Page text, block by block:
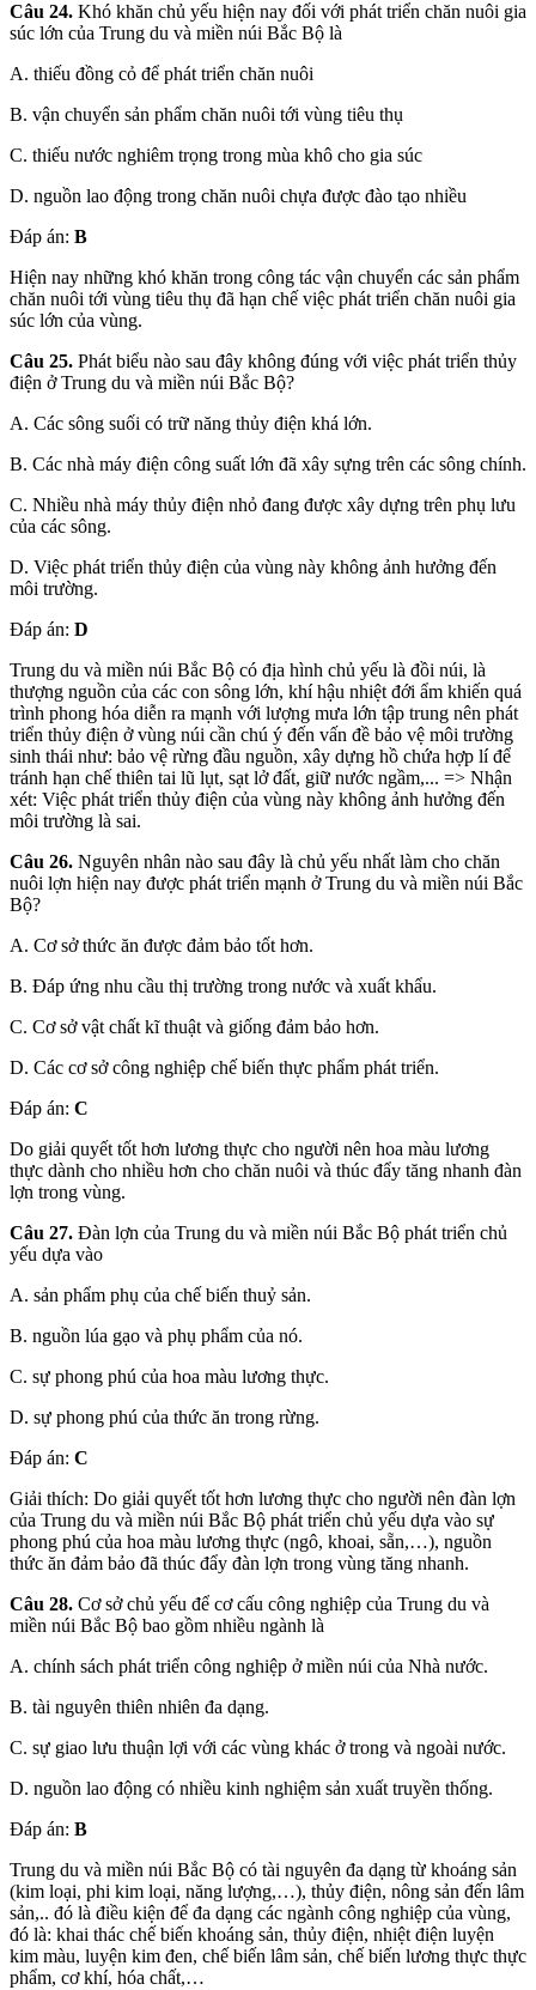
Câu 24. Khó khăn chủ yếu hiện nay đối với phát triển chăn nuôi gia
súc lớn của Trung du và miền núi Bắc Bộ là
A. thiếu đồng cỏ để phát triển chăn nuôi
B. vận chuyển sản phẩm chăn nuôi tới vùng tiêu thụ
C. thiếu nước nghiêm trọng trong mùa khô cho gia súc
D. nguồn lao động trong chăn nuôi chựa được đào tạo nhiều
Đáp án: B
Hiện nay những khó khăn trong công tác vận chuyển các sản phẩm
chăn nuôi tới vùng tiêu thụ đã hạn chế việc phát triển chăn nuôi gia
súc lớn của vùng.
Câu 25. Phát biểu nào sau đây không đúng với việc phát triển thủy
điện ở Trung du và miền núi Bắc Bộ?
A. Các sông suối có trữ năng thủy điện khá lớn.
B. Các nhà máy điện công suất lớn đã xây sựng trên các sông chính.
C. Nhiều nhà máy thủy điện nhỏ đang được xây dựng trên phụ lưu
của các sông.
D. Việc phát triển thủy điện của vùng này không ảnh hưởng đến
môi trường.
Đáp án: D
Trung du và miền núi Bắc Bộ có địa hình chủ yếu là đồi núi, là
thượng nguồn của các con sông lớn, khí hậu nhiệt đới ẩm khiến quá
trình phong hóa diễn ra mạnh với lượng mưa lớn tập trung nên phát
triển thủy điện ở vùng núi cần chú ý đến vấn đề bảo vệ môi trường
sinh thái như: bảo vệ rừng đầu nguồn, xây dựng hồ chứa hợp lí để
tránh hạn chế thiên tai lũ lụt, sạt lở đất, giữ nước ngầm,... => Nhận
xét: Việc phát triển thủy điện của vùng này không ảnh hưởng đến
môi trường là sai.
Câu 26. Nguyên nhân nào sau đây là chủ yếu nhất làm cho chăn
nuôi lợn hiện nay được phát triển mạnh ở Trung du và miền núi Bắc
Bộ?
A. Cơ sở thức ăn được đảm bảo tốt hơn.
B. Đáp ứng nhu cầu thị trường trong nước và xuất khẩu.
C. Cơ sở vật chất kĩ thuật và giống đảm bảo hơn.
D. Các cơ sở công nghiệp chế biến thực phẩm phát triển.
Đáp án: C
Do giải quyết tốt hơn lương thực cho người nên hoa màu lương
thực dành cho nhiều hơn cho chăn nuôi và thúc đẩy tăng nhanh đàn
lợn trong vùng.
Câu 27. Đàn lợn của Trung du và miền núi Bắc Bộ phát triển chủ
yếu dựa vào
A. sản phẩm phụ của chế biến thuỷ sản.
B. nguồn lúa gạo và phụ phẩm của nó.
C. sự phong phú của hoa màu lương thực.
D. sự phong phú của thức ăn trong rừng.
Đáp án: C
Giải thích: Do giải quyết tốt hơn lương thực cho người nên đàn lợn
của Trung du và miền núi Bắc Bộ phát triển chủ yếu dựa vào sự
phong phú của hoa màu lương thực (ngô, khoai, sẵn,…), nguồn
thức ăn đảm bảo đã thúc đẩy đàn lợn trong vùng tăng nhanh.
Câu 28. Cơ sở chủ yếu để cơ cấu công nghiệp của Trung du và
miền núi Bắc Bộ bao gồm nhiều ngành là
A. chính sách phát triển công nghiệp ở miền núi của Nhà nước.
B. tài nguyên thiên nhiên đa dạng.
C. sự giao lưu thuận lợi với các vùng khác ở trong và ngoài nước.
D. nguồn lao động có nhiều kinh nghiệm sản xuất truyền thống.
Đáp án: B
Trung du và miền núi Bắc Bộ có tài nguyên đa dạng từ khoáng sản
(kim loại, phi kim loại, năng lượng,…), thủy điện, nông sản đến lâm
sản,.. đó là điều kiện để đa dạng các ngành công nghiệp của vùng,
đó là: khai thác chế biến khoáng sản, thủy điện, nhiệt điện luyện
kim màu, luyện kim đen, chế biến lâm sản, chế biến lương thực thực
phẩm, cơ khí, hóa chất,…